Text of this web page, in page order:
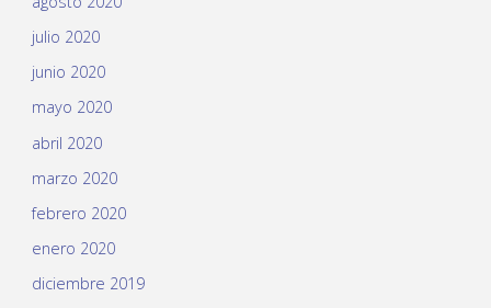
julio 2020
junio 2020
mayo 2020
abril 2020
marzo 2020
febrero 2020
enero 2020
diciembre 2019